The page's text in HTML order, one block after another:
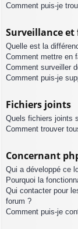
Comment puis-je
Surveillance et
Quelle est la
Comment mettre en
Comment surveiller
Comment puis-je
Fichiers joints
Quels fichiers joints
Comment trouver
Concernant
Qui a développé ce
Pourquoi la
Qui contacter pour
forum ?
Comment puis-je